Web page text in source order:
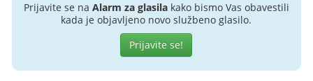
Prijavite se na Alarm za glasilakako bismo Vas obavestili
kada je objavljeno novo službeno glasilo.
Prijavite se!